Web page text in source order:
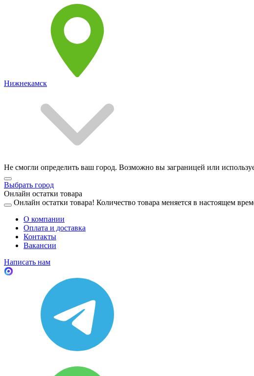
Нижнекамск
Не смогли определить ваш город. Возможно вы заграницей или
Выбрать город
Онлайн остатки товара
Онлайн остатки товара! Количество товара меняется в настоящем
О компании
Оплата и доставка
Контакты
Вакансии
Написать нам